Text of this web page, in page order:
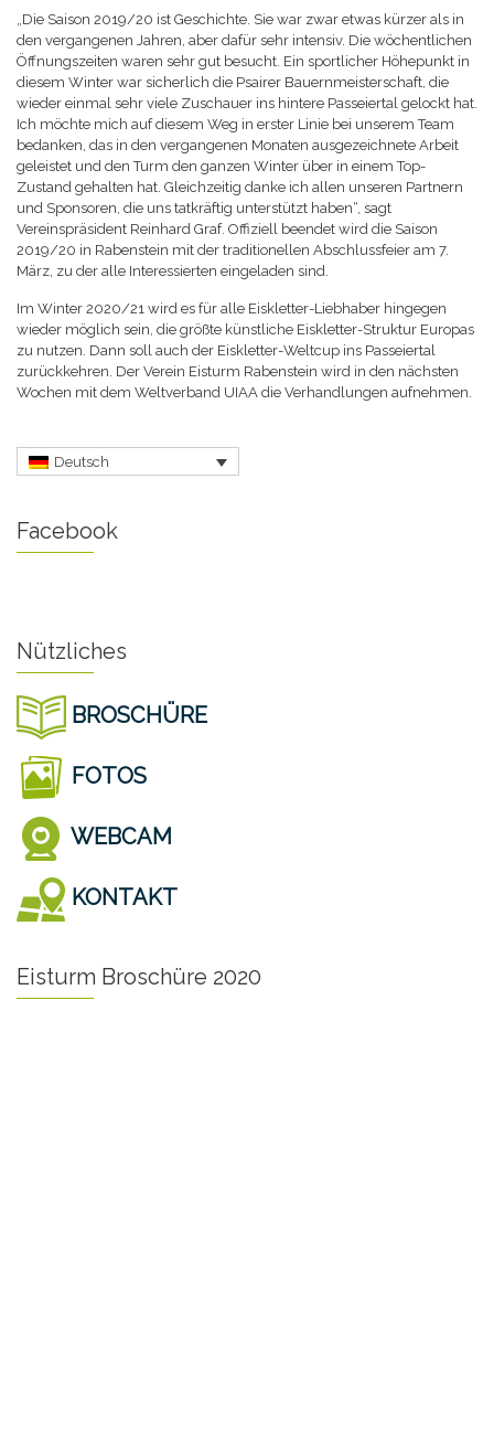
„Die Saison 2019/20 ist Geschichte. Sie war zwar etwas kürzer als in
den vergangenen Jahren, aber dafür sehr intensiv. Die wöchentlichen
Öffnungszeiten waren sehr gut besucht. Ein sportlicher Höhepunkt in
diesem Winter war sicherlich die Psairer Bauernmeisterschaft, die
wieder einmal sehr viele Zuschauer ins hintere Passeiertal gelockt hat.
Ich möchte mich auf diesem Weg in erster Linie bei unserem Team
bedanken, das in den vergangenen Monaten ausgezeichnete Arbeit
geleistet und den Turm den ganzen Winter über in einem Top-
Zustand gehalten hat. Gleichzeitig danke ich allen unseren Partnern
und Sponsoren, die uns tatkräftig unterstützt haben“, sagt
Vereinspräsident Reinhard Graf. Offiziell beendet wird die Saison
2019/20 in Rabenstein mit der traditionellen Abschlussfeier am 7.
März, zu der alle Interessierten eingeladen sind.
Im Winter 2020/21 wird es für alle Eiskletter-Liebhaber hingegen
wieder möglich sein, die größte künstliche Eiskletter-Struktur Europas
zu nutzen. Dann soll auch der Eiskletter-Weltcup ins Passeiertal
zurückkehren. Der Verein Eisturm Rabenstein wird in den nächsten
Wochen mit dem Weltverband UIAA die Verhandlungen aufnehmen.
Deutsch
Facebook
Nützliches
BROSCHÜRE
FOTOS
WEBCAM
KONTAKT
Eisturm Broschüre 2020